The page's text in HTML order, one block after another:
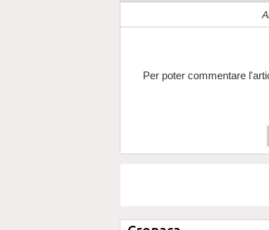
Per poter commentare